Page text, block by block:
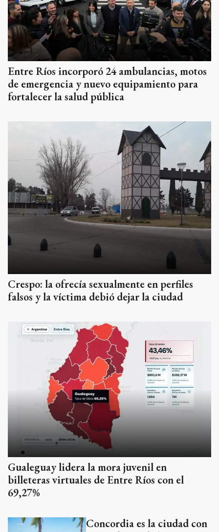
Entre Ríos incorporó 24 ambulancias, motos
de emergencia y nuevo equipamiento para
fortalecer la salud pública
Crespo: la ofrecía sexualmente en perfiles
falsos y la víctima debió dejar la ciudad
Gualeguay lidera la mora juvenil en
billeteras virtuales de Entre Ríos con el
69,27%
Concordia es la ciudad con